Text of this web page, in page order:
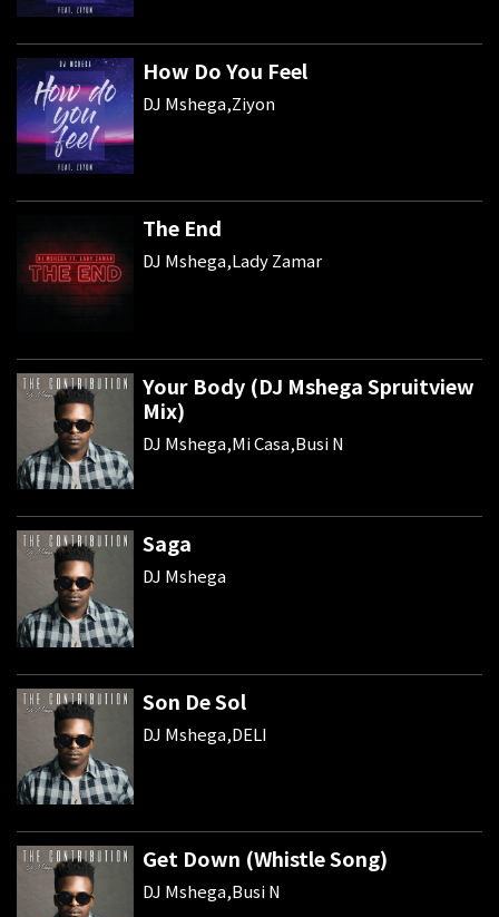
How Do You Feel
DJ Mshega,Ziyon
The End
DJ Mshega,Lady Zamar
Your Body (DJ Mshega Spruitview
Mix)
DJ Mshega,Mi Casa,Busi N
Saga
DJ Mshega
Son De Sol
DJ Mshega,DELI
Get Down (Whistle Song)
DJ Mshega,Busi N